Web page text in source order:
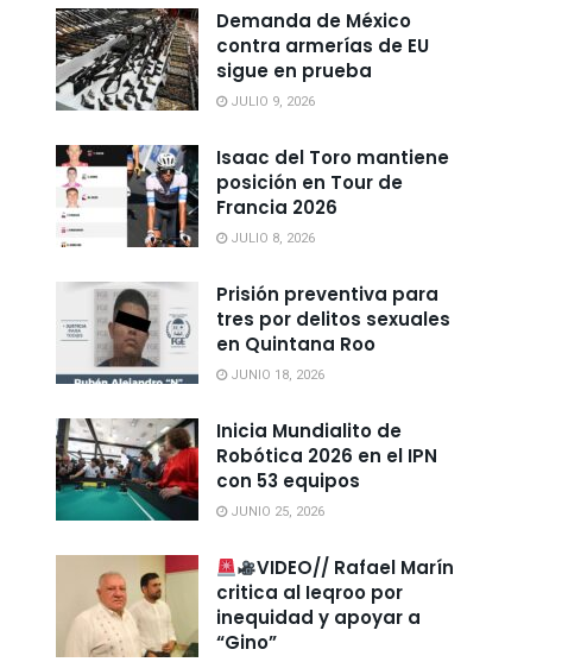
Demanda de México
contra armerías de EU
sigue en prueba
JULIO 9, 2026
Isaac del Toro mantiene
posición en Tour de
Francia 2026
JULIO 8, 2026
Prisión preventiva para
tres por delitos sexuales
en Quintana Roo
JUNIO 18, 2026
Inicia Mundialito de
Robótica 2026 en el IPN
con 53 equipos
JUNIO 25, 2026
VIDEO// Rafael Marín
critica al Ieqroo por
inequidad y apoyar a
“Gino”